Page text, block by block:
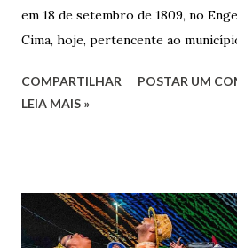
em 18 de setembro de 1809, no
Cima, hoje, pertencente ao
José de Faro Leitão, porém o
indiciamento para apropriar-se da
1862, transferiu-se para o Rio de
COMPARTILHAR
POSTAR UM
LEIA MAIS »